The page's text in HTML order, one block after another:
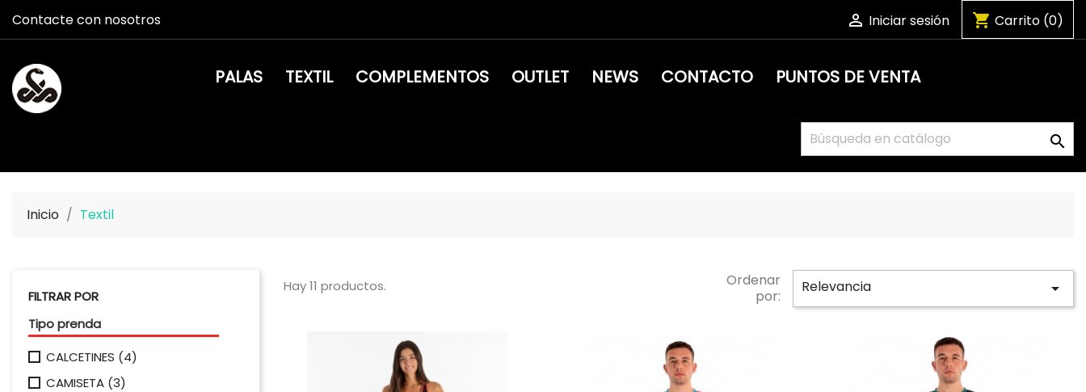
Contacte con nosotros  Iniciar sesión shopping_cart Carrito (0)
PALAS TEXTIL COMPLEMENTOS OUTLET NEWS CONTACTO PUNTOS DE VENTA

Inicio Textil
FILTRAR POR
Tipo prenda
CALCETINES (4)
CAMISETA (3)
Hay 11 productos.
Ordenar
por:
Relevancia 